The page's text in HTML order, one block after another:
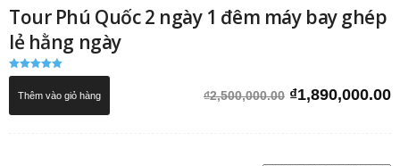
Tour Phú Quốc 2 ngày 1 đêm máy bay ghép
lẻ hằng ngày
Được xếp
5.00
₫2,500,000.00 Giá
₫1,890,000.00
Thêm vào giỏ hàng